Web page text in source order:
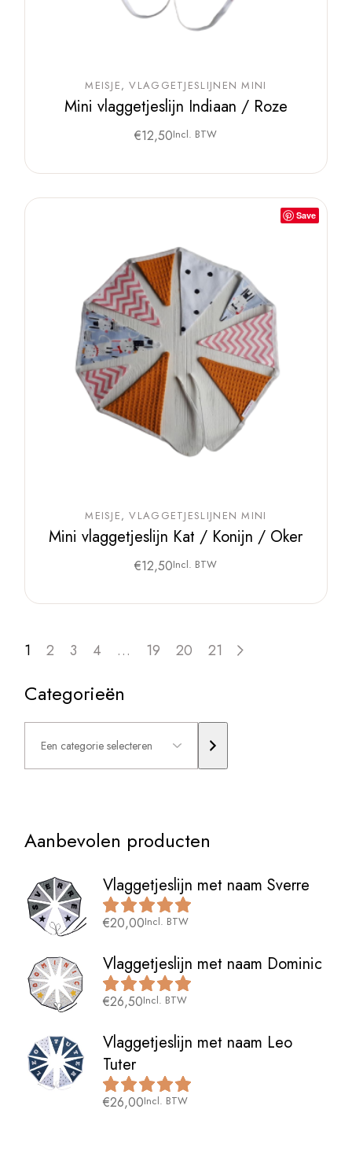
MEISJE VLAGGETJESLIJNEN MINI
Mini vlaggetjeslijn Indiaan / Roze
€12,50Incl. BTW
Save
MEISJE VLAGGETJESLIJNEN MINI
Mini vlaggetjeslijn Kat / Konijn / Oker
€12,50Incl. BTW
1 2 3 4 … 19 20 21
Categorieën
Een
categorie
selecteren
Aanbevolen producten
Vlaggetjeslijn met naam Sverre
€20,00Incl. BTW
Vlaggetjeslijn met naam Dominic
€26,50Incl. BTW
Vlaggetjeslijn met naam Leo
Tuter
€26,00Incl. BTW